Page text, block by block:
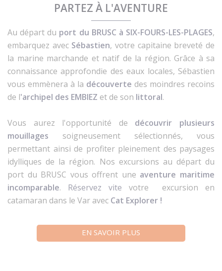
PARTEZ À L'AVENTURE
Au départ du port du BRUSC à SIX-FOURS-LES-PLAGES,
embarquez avec Sébastien, votre capitaine breveté de
la marine marchande et natif de la région. Grâce à sa
connaissance approfondie des eaux locales, Sébastien
vous emmènera à la découverte des moindres recoins
de l'archipel des EMBIEZ et de son littoral.
Vous aurez l'opportunité de découvrir plusieurs
mouillages soigneusement sélectionnés, vous
permettant ainsi de profiter pleinement des paysages
idylliques de la région. Nos excursions au départ du
port du BRUSC vous offrent une aventure maritime
incomparable. Réservez vite votre excursion en
catamaran dans le Var avec Cat Explorer !
EN SAVOIR PLUS